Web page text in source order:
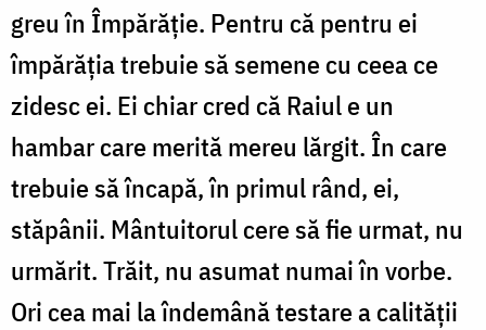
greu în Împărăție. Pentru că pentru ei
împărăția trebuie să semene cu ceea ce
zidesc ei. Ei chiar cred că Raiul e un
hambar care merită mereu lărgit. În care
trebuie să încapă, în primul rând, ei,
stăpânii. Mântuitorul cere să fie urmat, nu
urmărit. Trăit, nu asumat numai în vorbe.
Ori cea mai la îndemână testare a calității